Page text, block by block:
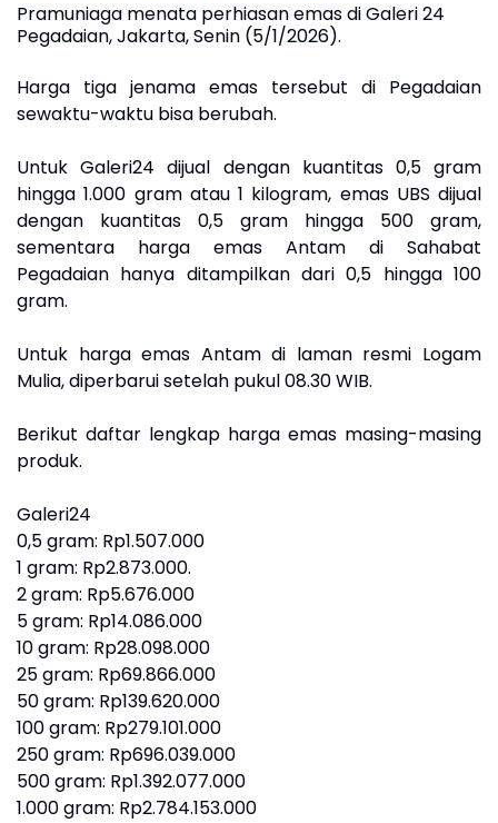
Pramuniaga menata perhiasan emas di Galeri 24
Pegadaian, Jakarta, Senin (5/1/2026).
Harga tiga jenama emas tersebut di Pegadaian
sewaktu-waktu bisa berubah.
Untuk Galeri24 dijual dengan kuantitas 0,5 gram
hingga 1.000 gram atau 1 kilogram, emas UBS dijual
dengan kuantitas 0,5 gram hingga 500 gram,
sementara harga emas Antam di Sahabat
Pegadaian hanya ditampilkan dari 0,5 hingga 100
gram.
Untuk harga emas Antam di laman resmi Logam
Mulia, diperbarui setelah pukul 08.30 WIB.
Berikut daftar lengkap harga emas masing-masing
produk.
Galeri24
0,5 gram: Rp1.507.000
1 gram: Rp2.873.000.
‎2 gram: Rp5.676.000
‎5 gram: Rp14.086.000
‎10 gram: Rp28.098.000
‎25 gram: Rp69.866.000
‎50 gram: Rp139.620.000
‎100 gram: Rp279.101.000
‎250 gram: Rp696.039.000
‎500 gram: Rp1.392.077.000
‎1.000 gram: Rp2.784.153.000